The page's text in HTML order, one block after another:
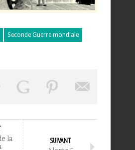
Seconde Guerre mondiale
la
SUIVANT